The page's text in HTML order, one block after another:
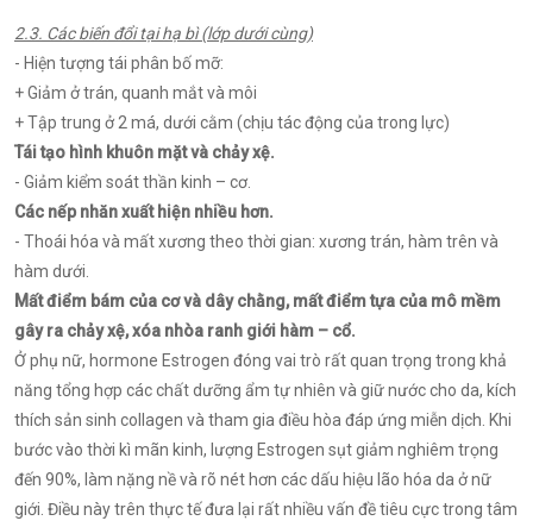
2.3. Các biến đổi tại hạ bì (lớp dưới cùng)
- Hiện tượng tái phân bố mỡ:
+ Giảm ở trán, quanh mắt và môi
+ Tập trung ở 2 má, dưới cằm (chịu tác động của trong lực)
Tái tạo hình khuôn mặt và chảy xệ.
- Giảm kiểm soát thần kinh – cơ.
Các nếp nhăn xuất hiện nhiều hơn.
- Thoái hóa và mất xương theo thời gian: xương trán, hàm trên và
hàm dưới.
Mất điểm bám của cơ và dây chằng, mất điểm tựa của mô mềm
gây ra chảy xệ, xóa nhòa ranh giới hàm – cổ.
Ở phụ nữ, hormone Estrogen đóng vai trò rất quan trọng trong khả
năng tổng hợp các chất dưỡng ẩm tự nhiên và giữ nước cho da, kích
thích sản sinh collagen và tham gia điều hòa đáp ứng miễn dịch. Khi
bước vào thời kì mãn kinh, lượng Estrogen sụt giảm nghiêm trọng
đến 90%, làm nặng nề và rõ nét hơn các dấu hiệu lão hóa da ở nữ
giới. Điều này trên thực tế đưa lại rất nhiều vấn đề tiêu cực trong tâm